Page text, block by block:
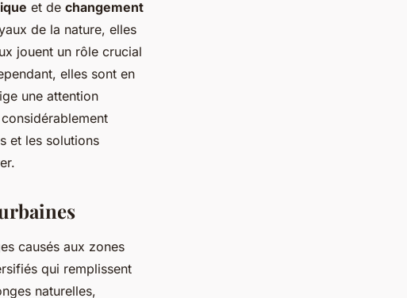
et de changement
de la nature, elles
jouent un rôle crucial
elles sont en
une attention
et les solutions
causés aux zones
qui remplissent
naturelles,